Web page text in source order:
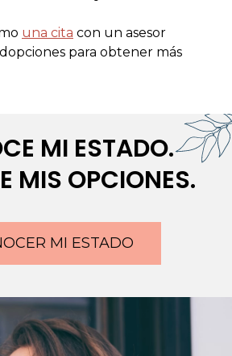
una cita con un asesor
para obtener más
MI ESTADO.
MIS OPCIONES.
MI ESTADO